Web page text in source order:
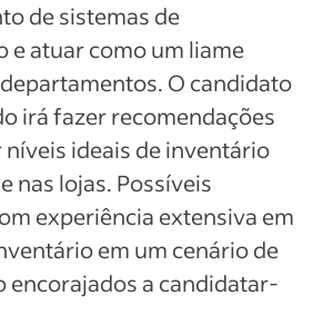
de sistemas de
e atuar como um liame
O candidato
irá fazer recomendações
ideais de inventário
nas lojas. Possíveis
experiência extensiva em
em um cenário de
encorajados a candidatar-